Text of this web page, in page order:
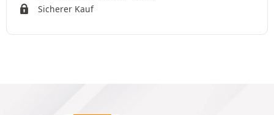
Sicherer Kauf